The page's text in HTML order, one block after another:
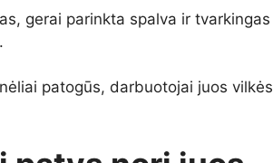
gerai parinkta spalva ir tvarkingas
patogūs, darbuotojai juos vilkės